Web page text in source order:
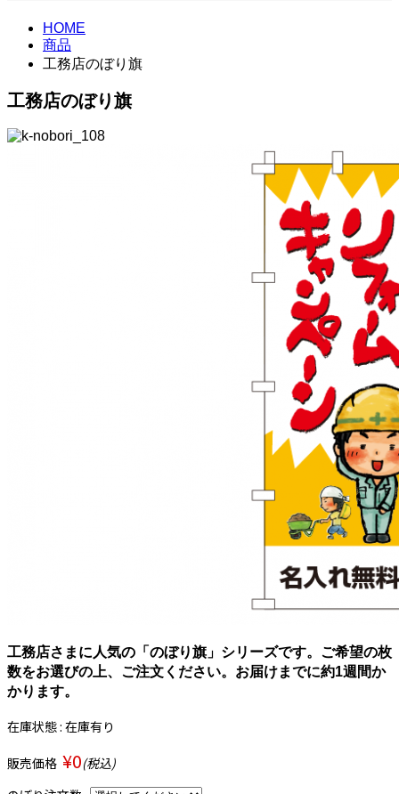
HOME
商品
工務店のぼり旗
工務店のぼり旗
工務店さまに人気の「のぼり旗」シリーズです。ご希望の枚
数をお選びの上、ご注文ください。お届けまでに約1週間か
かります。
在庫状態 : 在庫有り
販売価格 ¥0(税込)